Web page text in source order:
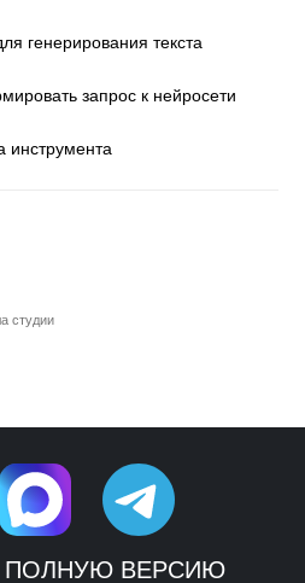
генерирования текста
запрос к нейросети
инструмента
студии
ПОЛНУЮ ВЕРСИЮ